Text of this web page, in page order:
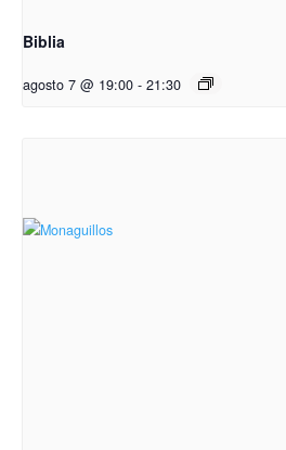
Biblia
agosto 7 @ 19:00 - 21:30